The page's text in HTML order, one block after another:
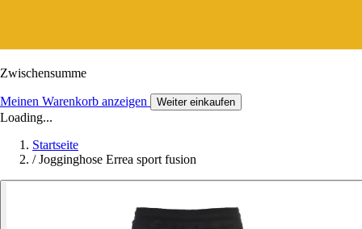
Zwischensumme
Meinen Warenkorb anzeigen Weiter einkaufen
Loading...
Startseite
/ Jogginghose Errea sport fusion